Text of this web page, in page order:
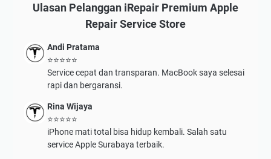
Ulasan Pelanggan iRepair Premium Apple
Repair Service Store
Andi Pratama
⭐⭐⭐⭐⭐
Service cepat dan transparan. MacBook saya selesai
rapi dan bergaransi.
Rina Wijaya
⭐⭐⭐⭐⭐
iPhone mati total bisa hidup kembali. Salah satu
service Apple Surabaya terbaik.